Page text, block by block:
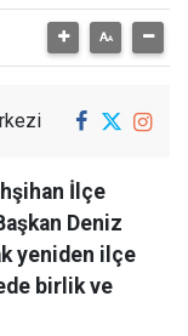
İlçe
Deniz
yeniden ilçe
birlik ve